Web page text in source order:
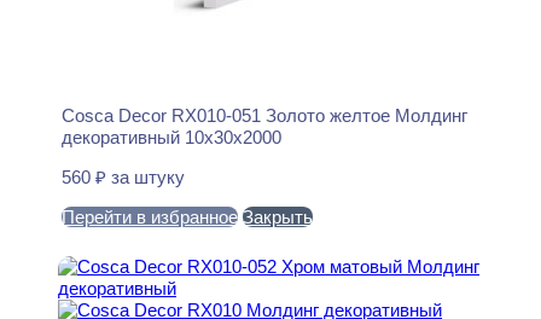
Cosca Decor RX010-051 Золото желтое Молдинг
декоративный 10x30x2000
560 ₽ за штуку
Перейти в избранное Закрыть